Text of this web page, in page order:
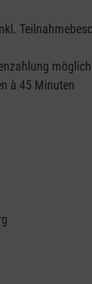
à 45 Minuten